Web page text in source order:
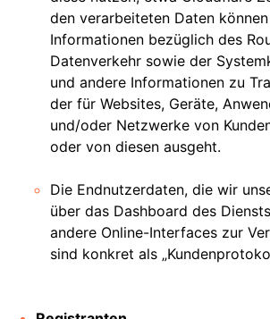
den verarbeiteten Daten
Informationen bezüglich des
Datenverkehr sowie der
und andere Informationen zu
der für Websites, Geräte,
und/oder Netzwerke von
oder von diesen ausgeht.
Die Endnutzerdaten, die wir
über das Dashboard des
andere Online-Interfaces zur
sind konkret als